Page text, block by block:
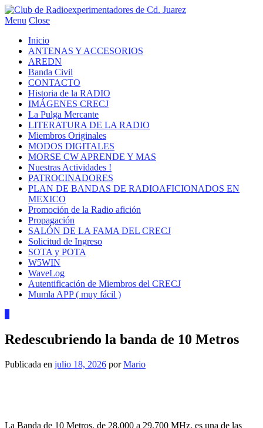
Menu Close
Inicio
ANTENAS Y ACCESORIOS
AREDN
Banda Civil
CONTACTO
Historia de la RADIO
IMÁGENES CRECJ
La Pulga Mercante
LITERATURA DE LA RADIO
Miembros Originales
MODOS DIGITALES
MORSE CW APRENDE Y MAS
Nuestras Actividades !
PATROCINADORES
PLAN DE BANDAS DE RADIOAFICIONADOS EN
MEXICO
Promoción de la Radio afición
Propagación
SALÓN DE LA FAMA DEL CRECJ
Solicitud de Ingreso
SOTA y POTA
W5WIN
WaveLog
Autentificación de Miembros del CRECJ
Mumla APP ( muy fácil )
Redescubriendo la banda de 10 Metros
Publicada en julio 18, 2026 porMario
La Banda de 10 Metros, de 28.000 a 29.700 MHz, es una de las